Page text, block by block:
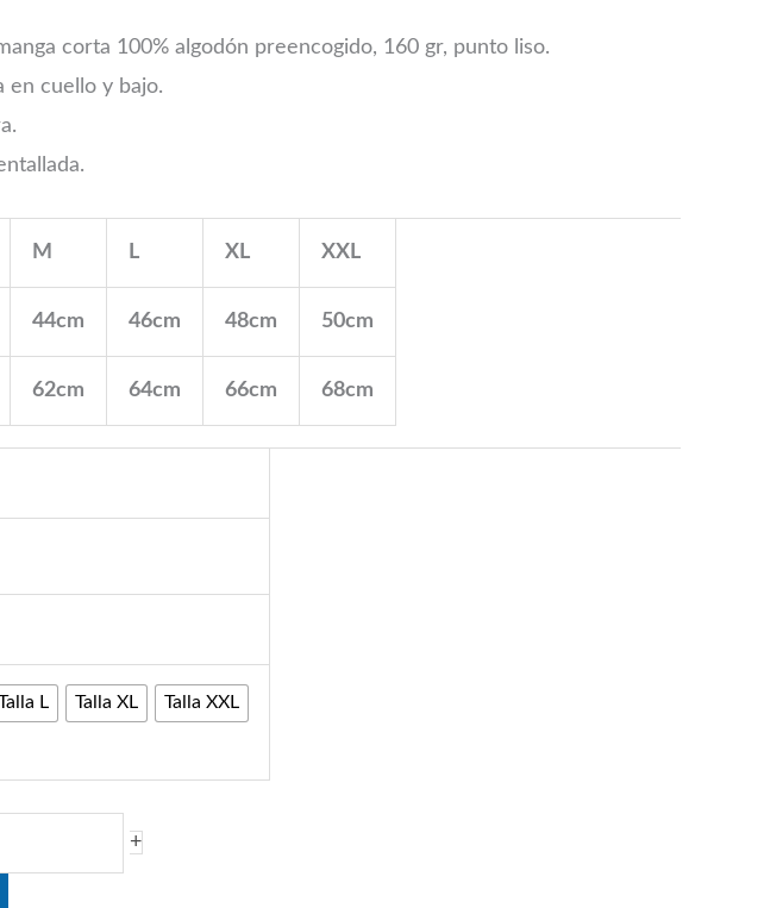
corta 100% algodón preencogido, 160 gr, punto liso.
en cuello y bajo.
M L XL XXL
44cm 46cm 48cm 50cm
62cm 64cm 66cm 68cm
L Talla XL Talla XXL
+